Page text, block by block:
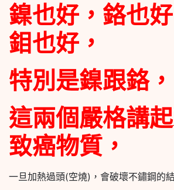
鎳也好，鉻也
鉬也好，
特別是鎳跟鉻，
這兩個嚴格講
致癌物質，
一旦加熱過頭(空燒)，會破壞不鏽鋼的